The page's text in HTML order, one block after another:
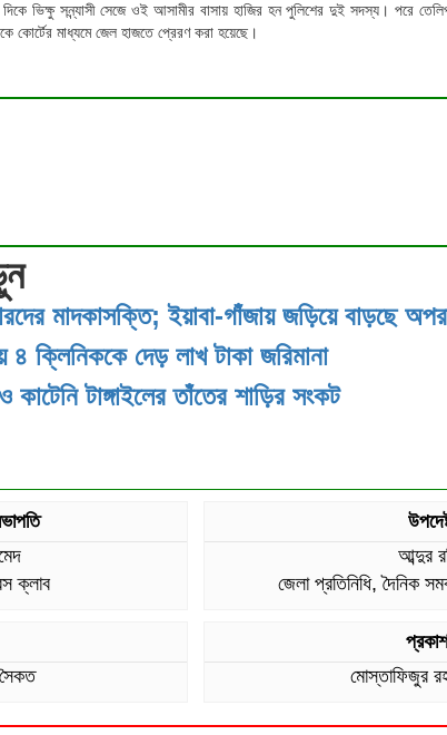
ভিক্ষু সন্ন্যাসী সেজে ওই আসামীর বাসায় হাজির হন পুলিশের দুই সদস্য। পরে
কোর্টের মাধ্যমে জেল হাজতে প্রেরণ করা হয়েছে।
মাদকাসক্তি; ইয়াবা-গাঁজায় জড়িয়ে বাড়ছে
৪ ক্লিনিককে দেড় লাখ টাকা জরিমানা
টাঙ্গাইলের তাঁতের শাড়ির সংকট
ক্লাব
আব্দুর
জেলা প্রতিনিধি, দৈনিক
মোস্তাফিজুর